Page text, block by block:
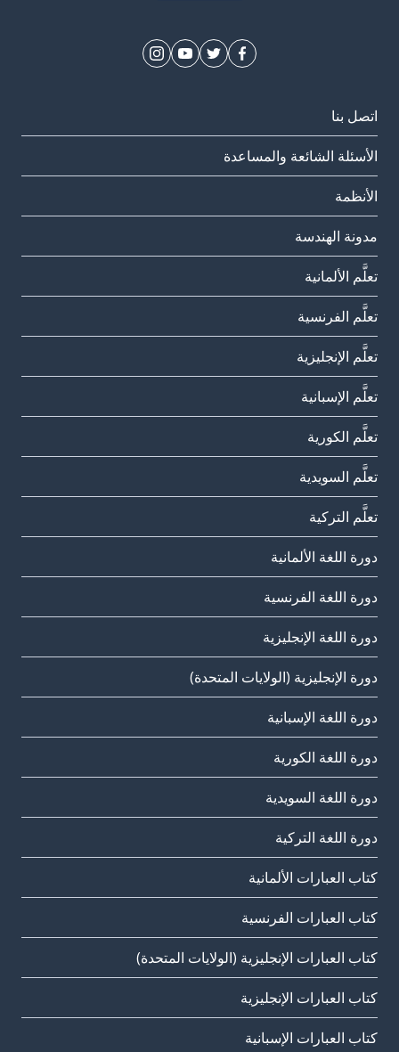
اتصل بنا
الأسئلة الشائعة والمساعدة
الأنظمة
مدونة الهندسة
تعلَّم الألمانية
تعلَّم الفرنسية
تعلَّم الإنجليزية
تعلَّم الإسبانية
تعلَّم الكورية
تعلَّم السويدية
تعلَّم التركية
دورة اللغة الألمانية
دورة اللغة الفرنسية
دورة اللغة الإنجليزية
دورة الإنجليزية (الولايات المتحدة)
دورة اللغة الإسبانية
دورة اللغة الكورية
دورة اللغة السويدية
دورة اللغة التركية
كتاب العبارات الألمانية
كتاب العبارات الفرنسية
كتاب العبارات الإنجليزية (الولايات المتحدة)
كتاب العبارات الإنجليزية
كتاب العبارات الإسبانية